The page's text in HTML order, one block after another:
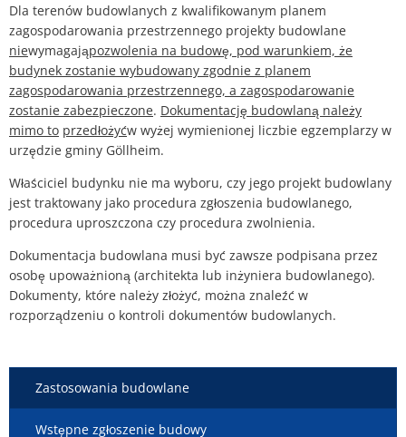
Dla terenów budowlanych z kwalifikowanym planem
zagospodarowania przestrzennego projekty budowlane
niewymagająpozwolenia na budowę, pod warunkiem, że
budynek zostanie wybudowany zgodnie z planem
zagospodarowania przestrzennego, a zagospodarowanie
zostanie zabezpieczone. Dokumentację budowlaną należy
mimo to przedłożyćw wyżej wymienionej liczbie egzemplarzy w
urzędzie gminy Göllheim.
Właściciel budynku nie ma wyboru, czy jego projekt budowlany
jest traktowany jako procedura zgłoszenia budowlanego,
procedura uproszczona czy procedura zwolnienia.
Dokumentacja budowlana musi być zawsze podpisana przez
osobę upoważnioną (architekta lub inżyniera budowlanego).
Dokumenty, które należy złożyć, można znaleźć w
rozporządzeniu o kontroli dokumentów budowlanych.
Zastosowania budowlane
Wstępne zgłoszenie budowy